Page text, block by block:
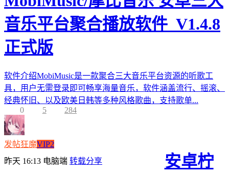
音乐平台聚合播放软件_V1.4.8
正式版
软件介绍MobiMusic是一款聚合三大音乐平台资源的听歌工
具，用户无需登录即可畅享海量音乐，软件涵盖流行、摇滚、
经典怀旧、以及欧美日韩等多种风格歌曲，支持歌单...
0
5 284
发帖狂魔VIP2
昨天 16:13 电脑端 转载分享
安卓柠